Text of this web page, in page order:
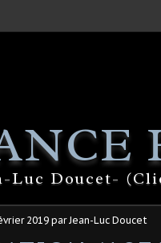
Luc Doucet-
2019par Jean-Luc Doucet